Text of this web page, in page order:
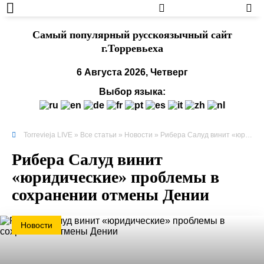
Cамый популярный русскоязычный сайт
г.Торревьеха
6 Августа 2026, Четверг
Выбор языка:
Torrevieja LIVE » Все статьи » Новости » Рибера Салуд винит «юридические» проблемы в сохранении отмены Дении
Рибера Салуд винит
«юридические» проблемы в
сохранении отмены Дении
Новости